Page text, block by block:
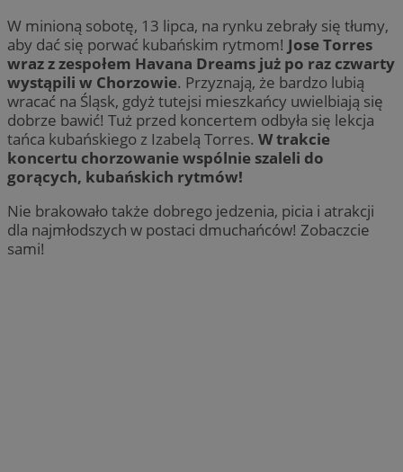
W minioną sobotę, 13 lipca, na rynku zebrały się tłumy,
aby dać się porwać kubańskim rytmom! Jose Torres
wraz z zespołem Havana Dreams już po raz czwarty
wystąpili w Chorzowie. Przyznają, że bardzo lubią
wracać na Śląsk, gdyż tutejsi mieszkańcy uwielbiają się
dobrze bawić! Tuż przed koncertem odbyła się lekcja
tańca kubańskiego z Izabelą Torres. W trakcie
koncertu chorzowanie wspólnie szaleli do
gorących, kubańskich rytmów!
Nie brakowało także dobrego jedzenia, picia i atrakcji
dla najmłodszych w postaci dmuchańców! Zobaczcie
sami!